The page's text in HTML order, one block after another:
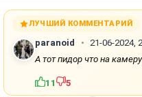
ЛУЧШИЙ КОММЕНТАРИЙ
paranoid
21-06-2024,
А тот пидор что на
11 5